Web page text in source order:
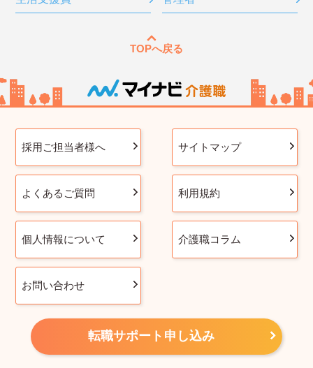
TOPへ戻る
採用ご担当者様へ サイトマップ
よくあるご質問 利用規約
個人情報について 介護職コラム
お問い合わせ
転職サポート申し込み